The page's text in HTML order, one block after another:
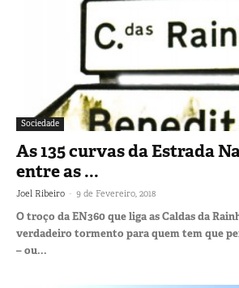
Sociedade
As 135 curvas da Estrada
entre as ...
Joel Ribeiro - 9 de Fevereiro, 2018
O troço da EN360 que liga as Caldas da
verdadeiro tormento para quem tem que
– ou...